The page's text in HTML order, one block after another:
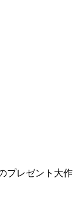
プレゼント大作